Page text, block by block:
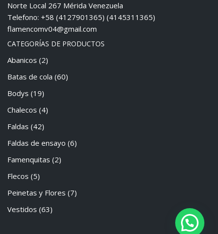
Norte Local 267 Mérida Venezuela
Telefono: +58 (4127901365) (4145311365)
flamencomv04@gmail.com
CATEGORÍAS DE PRODUCTOS
Abanicos (2)
Batas de cola (60)
Bodys (19)
Chalecos (4)
Faldas (42)
Faldas de ensayo (6)
Famenquitas (2)
Flecos (5)
Peinetas y Flores (7)
Vestidos (63)